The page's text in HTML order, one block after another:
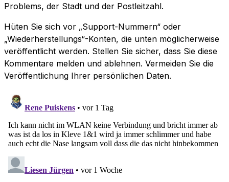
Problems, der Stadt und der Postleitzahl.
Hüten Sie sich vor „Support-Nummern“ oder
„Wiederherstellungs“-Konten, die unten möglicherweise
veröffentlicht werden. Stellen Sie sicher, dass Sie diese
Kommentare melden und ablehnen. Vermeiden Sie die
Veröffentlichung Ihrer persönlichen Daten.